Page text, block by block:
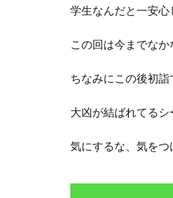
暗号
暗号
える
すけ
て」
2.4
学生なんだと一安心
この回は今までな
ちなみにこの後初
大凶が結ばれてる
気にするな、気をつ